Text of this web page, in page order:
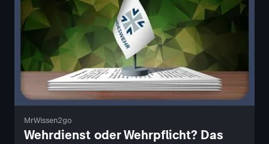
MrWissen2go
Wehrdienst oder Wehrpflicht? Das